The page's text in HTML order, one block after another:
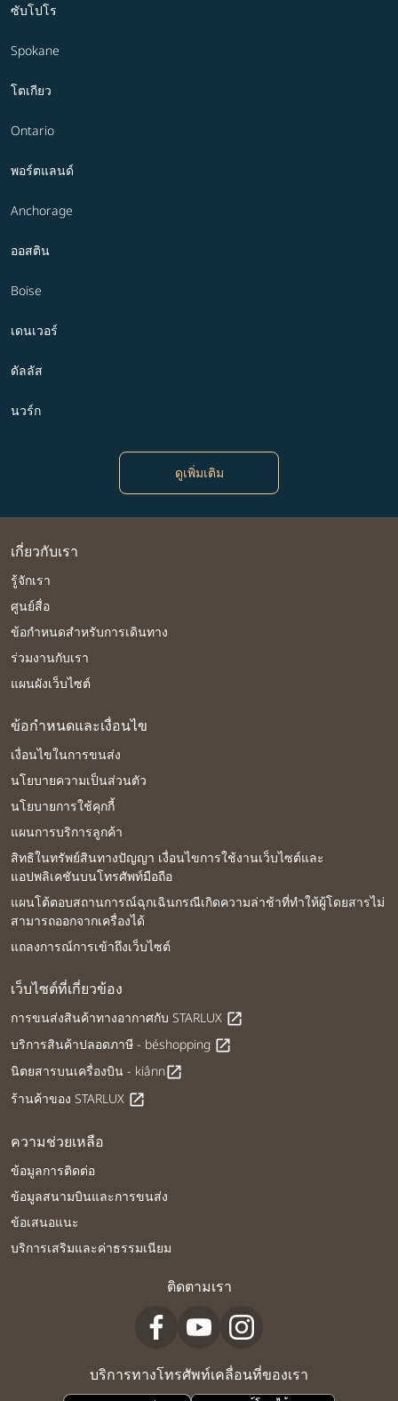
ซับโปโร
Spokane
โตเกียว
Ontario
พอร์ตแลนด์
Anchorage
ออสติน
Boise
เดนเวอร์
ดัลลัส
นวร์ก
ดูเพิ่มเติม
เกี่ยวกับเรา
รู้จักเรา
ศูนย์สื่อ
ข้อกำหนดสำหรับการเดินทาง
ร่วมงานกับเรา
แผนผังเว็บไซต์
ข้อกำหนดและเงื่อนไข
เงื่อนไขในการขนส่ง
นโยบายความเป็นส่วนตัว
นโยบายการใช้คุกกี้
แผนการบริการลูกค้า
สิทธิในทรัพย์สินทางปัญญา เงื่อนไขการใช้งานเว็บไซต์และ
แอปพลิเคชันบนโทรศัพท์มือถือ
แผนโต้ตอบสถานการณ์ฉุกเฉินกรณีเกิดความล่าช้าที่ทำให้ผู้โดยสารไม่
สามารถออกจากเครื่องได้
แถลงการณ์การเข้าถึงเว็บไซต์
เว็บไซต์ที่เกี่ยวข้อง
การขนส่งสินค้าทางอากาศกับ STARLUX open_in_new
บริการสินค้าปลอดภาษี - béshopping open_in_new
นิตยสารบนเครื่องบิน - kiânnopen_in_new
ร้านค้าของ STARLUX open_in_new
ความช่วยเหลือ
ข้อมูลการติดต่อ
ข้อมูลสนามบินและการขนส่ง
ข้อเสนอแนะ
บริการเสริมและค่าธรรมเนียม
ติดตามเรา
บริการทางโทรศัพท์เคลื่อนที่ของเรา